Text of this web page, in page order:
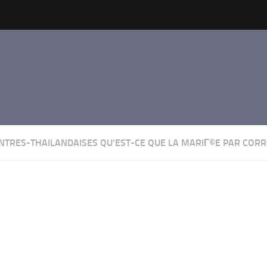
THAILANDAISES QU’EST-CE QUE LA MARIГ©E PAR